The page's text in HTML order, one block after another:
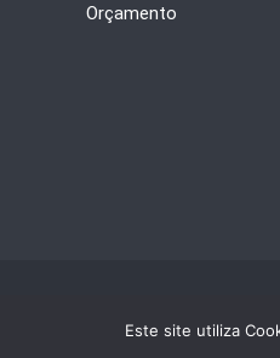
Orçamento
Este site utiliza